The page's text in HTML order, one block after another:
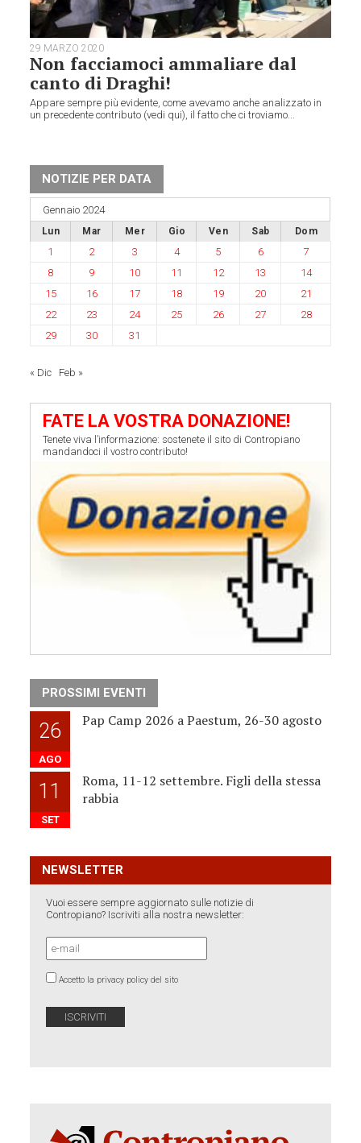
29 MARZO 2020
Non facciamoci ammaliare dal
canto di Draghi!
Appare sempre più evidente, come avevamo anche analizzato in
un precedente contributo (vedi qui), il fatto che ci troviamo...
NOTIZIE PER DATA
Gennaio 2024
Lun Mar Mer Gio Ven Sab Dom
1 2 3 4 5 6
7
8
9 10 11 12 13
14
15
16 17 18 19 20
21
22
23 24 25 26 27
28
29
30 31
« Dic Feb »
FATE LA VOSTRA DONAZIONE!
Tenete viva l’informazione: sostenete il sito di Contropiano
mandandoci il vostro contributo!
PROSSIMI EVENTI
26
AGO
Pap Camp 2026 a Paestum, 26-30 agosto
11
SET
Roma, 11-12 settembre. Figli della stessa
rabbia
NEWSLETTER
Vuoi essere sempre aggiornato sulle notizie di
Contropiano? Iscriviti alla nostra newsletter:
Accetto la privacy policy del sito